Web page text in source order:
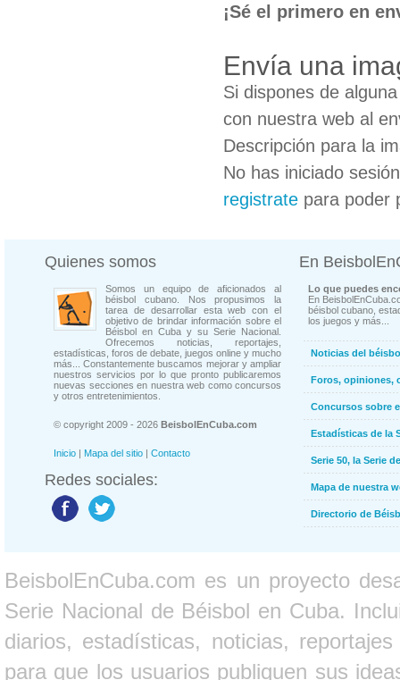
¡Sé el primero en
Envía una
Si dispones de
con nuestra web al
Descripción para la
No has iniciado
registrate para poder
Quienes somos
Somos un equipo de aficionados al
béisbol cubano. Nos propusimos la
tarea de desarrollar esta web con el
objetivo de brindar información sobre el
Béisbol en Cuba y su Serie Nacional.
Ofrecemos noticias, reportajes,
estadísticas, foros de debate, juegos online y mucho
más... Constantemente buscamos mejorar y ampliar
nuestros servicios por lo que pronto publicaremos
nuevas secciones en nuestra web como concursos
y otros entretenimientos.
© copyright 2009 - 2026 BeisbolEnCuba.com
Inicio | Mapa del sitio | Contacto
Redes sociales:
En
Lo que puedes
En
béisbol cubano,
los juegos y más...
Noticias del
Foros, opiniones,
Concursos sobre
Estadísticas de la
Serie 50, la Serie
Mapa de nuestra
Directorio de
BeisbolEnCuba.com es un proyecto
Serie Nacional de Béisbol en Cuba.
diarios, estadísticas, noticias,
para que los usuarios publiquen sus